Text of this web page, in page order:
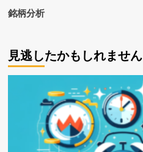
銘柄分析
見逃したかもしれません